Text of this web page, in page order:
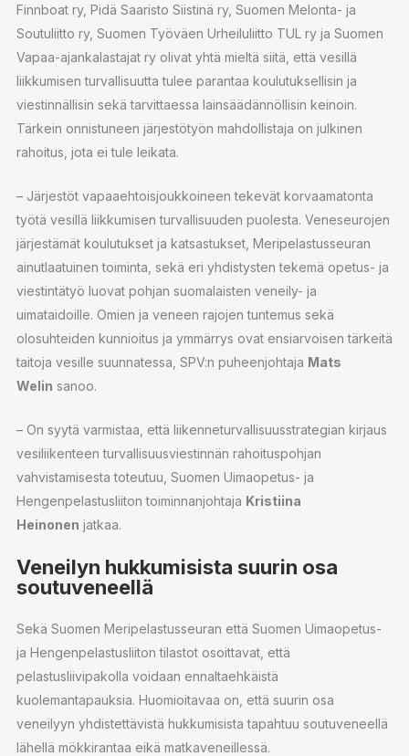
Finnboat ry, Pidä Saaristo Siistinä ry, Suomen Melonta- ja
Soutuliitto ry, Suomen Työväen Urheiluliitto TUL ry ja Suomen
Vapaa-ajankalastajat ry olivat yhtä mieltä siitä, että vesillä
liikkumisen turvallisuutta tulee parantaa koulutuksellisin ja
viestinnällisin sekä tarvittaessa lainsäädännöllisin keinoin.
Tärkein onnistuneen järjestötyön mahdollistaja on julkinen
rahoitus, jota ei tule leikata.
– Järjestöt vapaaehtoisjoukkoineen tekevät korvaamatonta
työtä vesillä liikkumisen turvallisuuden puolesta. Veneseurojen
järjestämät koulutukset ja katsastukset, Meripelastusseuran
ainutlaatuinen toiminta, sekä eri yhdistysten tekemä opetus- ja
viestintätyö luovat pohjan suomalaisten veneily- ja
uimataidoille. Omien ja veneen rajojen tuntemus sekä
olosuhteiden kunnioitus ja ymmärrys ovat ensiarvoisen tärkeitä
taitoja vesille suunnatessa, SPV:n puheenjohtaja Mats
Welin sanoo.
– On syytä varmistaa, että liikenneturvallisuusstrategian kirjaus
vesiliikenteen turvallisuusviestinnän rahoituspohjan
vahvistamisesta toteutuu, Suomen Uimaopetus- ja
Hengenpelastusliiton toiminnanjohtaja Kristiina
Heinonen jatkaa.
Veneilyn hukkumisista suurin osa
soutuveneellä
Sekä Suomen Meripelastusseuran että Suomen Uimaopetus-
ja Hengenpelastusliiton tilastot osoittavat, että
pelastusliivipakolla voidaan ennaltaehkäistä
kuolemantapauksia. Huomioitavaa on, että suurin osa
veneilyyn yhdistettävistä hukkumisista tapahtuu soutuveneellä
lähellä mökkirantaa eikä matkaveneillessä.